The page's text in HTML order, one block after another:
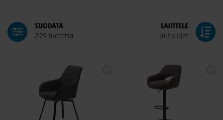
SUODATA
279 tuotetta
LAJITTELE
Uutuudet